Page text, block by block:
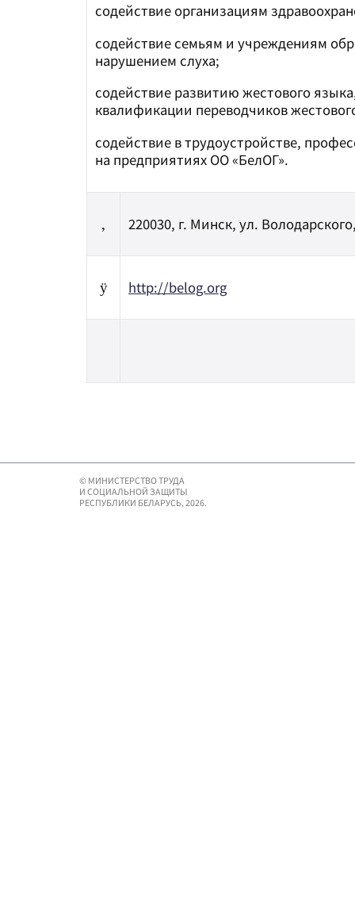
содействие организациям
содействие семьям и учреждениям
нарушением слуха;
содействие развитию жестового
квалификации переводчиков
содействие в трудоустройстве,
на предприятиях ОО «БелОГ».
, 220030, г. Минск, ул.
ÿ http://belog.org
© МИНИСТЕРСТВО ТРУДА
И СОЦИАЛЬНОЙ ЗАЩИТЫ
РЕСПУБЛИКИ БЕЛАРУСЬ, 2026.